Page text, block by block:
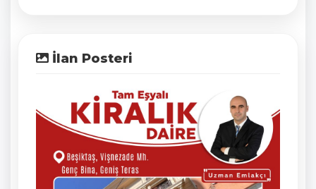
İlan Posteri